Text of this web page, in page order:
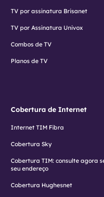
TV por assinatura Brisanet
TV por Assinatura Univox
Combos de TV
Planos de TV
Cobertura de Internet
Internet TIM Fibra
Cobertura Sky
Cobertura TIM: consulte agora
seu endereço
Cobertura Hughesnet